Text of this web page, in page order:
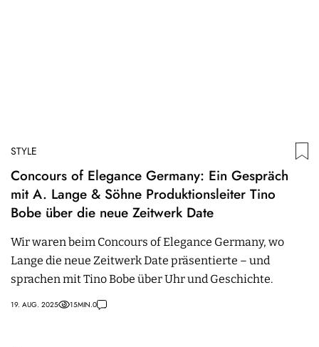
STYLE
Concours of Elegance Germany: Ein Gespräch
mit A. Lange & Söhne Produktionsleiter Tino
Bobe über die neue Zeitwerk Date
Wir waren beim Concours of Elegance Germany, wo
Lange die neue Zeitwerk Date präsentierte – und
sprachen mit Tino Bobe über Uhr und Geschichte.
19. AUG. 2025 15MIN.0